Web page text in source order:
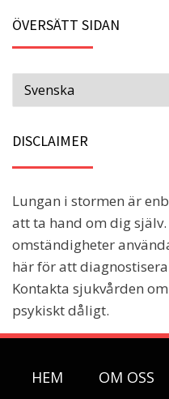
ÖVERSÄTT SIDAN
DISCLAIMER
Lungan i stormen är
att ta hand om dig
omständigheter
här för att
Kontakta sjukvården
psykiskt dåligt.
HEM OM OSS